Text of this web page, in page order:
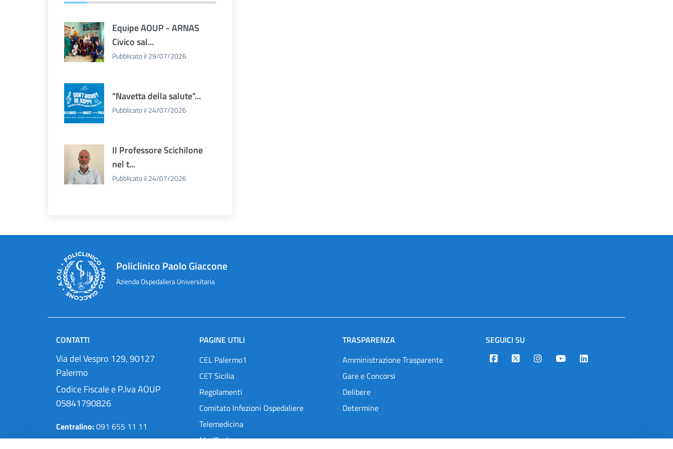
Equipe AOUP - ARNAS
Civico sal...
Pubblicato il 29/07/2026
"Navetta della salute"...
Pubblicato il 24/07/2026
Il Professore Scichilone
nel t...
Pubblicato il 24/07/2026
Policlinico Paolo Giaccone
Azienda Ospedaliera Universitaria
CONTATTI
Via del Vespro 129, 90127
Palermo
Codice Fiscale e P.Iva AOUP
05841790826
Centralino:091 655 11 11
Pec:protocollo@cert.policlinico.pa.it
PAGINE UTILI
CEL Palermo1
CET Sicilia
Regolamenti
Comitato Infezioni Ospedaliere
Telemedicina
MedOral
TRASPARENZA
Amministrazione Trasparente
Gare e Concorsi
Delibere
Determine
SEGUICI SU
Designers Italia
TwitterInstagramYoutubeLinkedin